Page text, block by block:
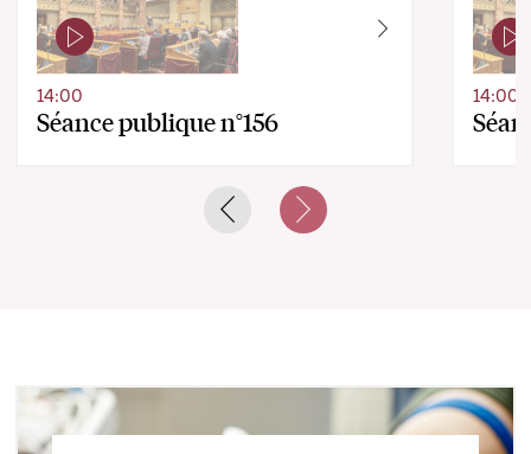
Séance publique n°156
14:00 14:00
Previous slideNext slide